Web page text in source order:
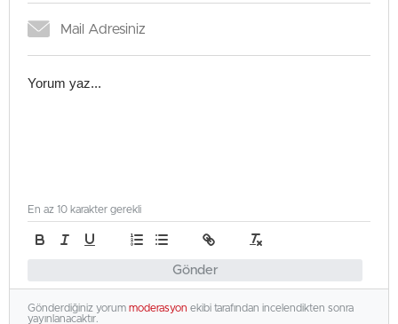
Gönder
En az 10 karakter gerekli
Gönderdiğiniz yorum moderasyon ekibi tarafından incelendikten sonra
yayınlanacaktır.